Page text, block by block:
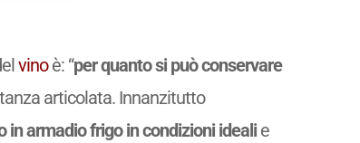
vinoè: “per quanto si può conservare
articolata. Innanzitutto
in armadio frigo in condizioni idealie